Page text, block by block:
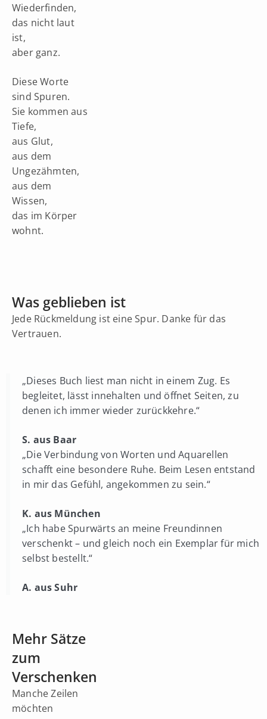
Wiederfinden,
das nicht laut
ist,
aber ganz.
Diese Worte
sind Spuren.
Sie kommen aus
Tiefe,
aus Glut,
aus dem
Ungezähmten,
aus dem
Wissen,
das im Körper
wohnt.
Was geblieben ist
Jede Rückmeldung ist eine Spur. Danke für das
Vertrauen.
„Dieses Buch liest man nicht in einem Zug. Es
begleitet, lässt innehalten und öffnet Seiten, zu
denen ich immer wieder zurückkehre.“
S. aus Baar
„Die Verbindung von Worten und Aquarellen
schafft eine besondere Ruhe. Beim Lesen entstand
in mir das Gefühl, angekommen zu sein.“
K. aus München
„Ich habe Spurwärts an meine Freundinnen
verschenkt – und gleich noch ein Exemplar für mich
selbst bestellt.“
A. aus Suhr
Mehr Sätze
zum
Verschenken
Manche Zeilen
möchten